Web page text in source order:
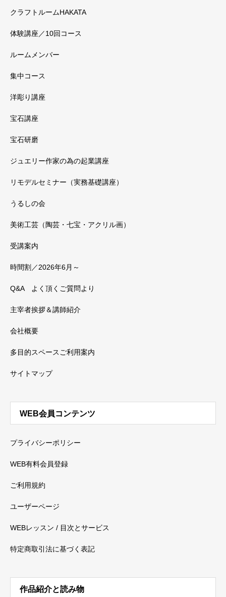
クラフトルームHAKATA
体験講座／10回コース
ルームメンバー
集中コース
洋彫り講座
宝石講座
宝石研磨
ジュエリー作家の為の起業講座
リモデルセミナー（実務基礎講座）
うるしの会
美術工芸（陶芸・七宝・アクリル画）
受講案内
時間割／2026年6月～
Q&A よく頂くご質問より
主宰者挨拶＆講師紹介
会社概要
多目的スペースご利用案内
サイトマップ
WEB会員コンテンツ
プライバシーポリシー
WEB有料会員登録
ご利用規約
ユーザーページ
WEBレッスン / 目次とサービス
特定商取引法に基づく表記
作品紹介と読み物